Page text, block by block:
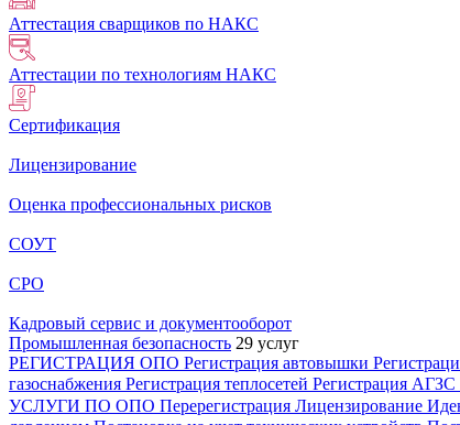
Аттестация сварщиков по НАКС
Аттестации по технологиям НАКС
Сертификация
Лицензирование
Оценка профессиональных рисков
СОУТ
СРО
Кадровый сервис и документооборот
Промышленная безопасность 29 услуг
РЕГИСТРАЦИЯ ОПО Регистрация автовышки
газоснабжения Регистрация теплосетей Регистрация АГЗС
УСЛУГИ ПО ОПО Перерегистрация Лицензирование